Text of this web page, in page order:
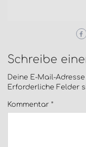
Schreibe
Deine E-Mail-
Erforderliche Felder
Kommentar *